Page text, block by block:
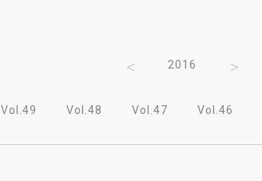
2016
Vol.49 Vol.48 Vol.47 Vol.46